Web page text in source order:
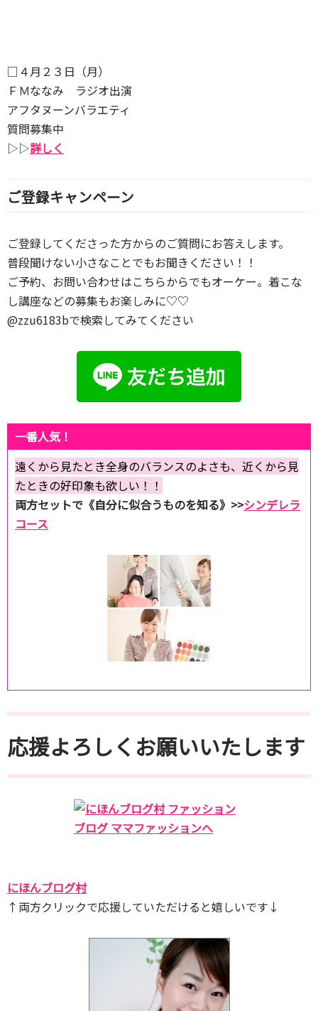
□４月２３日（月）
ＦＭななみ ラジオ出演
アフタヌーンバラエティ
質問募集中
▷▷詳しく
ご登録キャンペーン
ご登録してくださった方からのご質問にお答えします。
普段聞けない小さなことでもお聞きください！！
ご予約、お問い合わせはこちらからでもオーケー。着こな
し講座などの募集もお楽しみに♡♡
@zzu6183bで検索してみてください
一番人気！
遠くから見たとき全身のバランスのよさも、近くから見
たときの好印象も欲しい！！
両方セットで《自分に似合うものを知る》>>シンデレラ
コース
応援よろしくお願いいたします
にほんブログ村
↑両方クリックで応援していただけると嬉しいです↓